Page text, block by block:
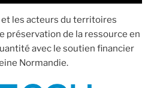
et les acteurs du territoires
préservation de la ressource en
avec le soutien financier
Normandie.